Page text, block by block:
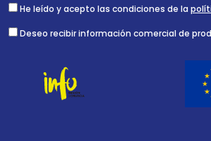
He leído y acepto las condiciones de la
Deseo recibir información comercial de